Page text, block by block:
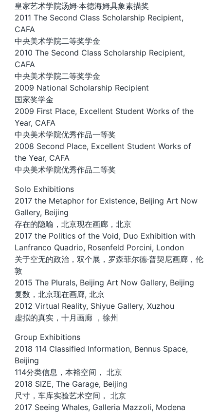
皇家艺术学院汤姆·本德海姆具象素描奖
2011 The Second Class Scholarship Recipient,
CAFA
中央美术学院二等奖学金
2010 The Second Class Scholarship Recipient,
CAFA
中央美术学院二等奖学金
2009 National Scholarship Recipient
国家奖学金
2009 First Place, Excellent Student Works of the
Year, CAFA
中央美术学院优秀作品一等奖
2008 Second Place, Excellent Student Works of
the Year, CAFA
中央美术学院优秀作品二等奖
Solo Exhibitions
2017 the Metaphor for Existence, Beijing Art Now
Gallery, Beijing
存在的隐喻，北京现在画廊，北京
2017 the Politics of the Void, Duo Exhibition with
Lanfranco Quadrio, Rosenfeld Porcini, London
关于空无的政治，双个展，罗森菲尔德·普契尼画廊，伦
敦
2015 The Plurals, Beijing Art Now Gallery, Beijing
复数，北京现在画廊, 北京
2012 Virtual Reality, Shiyue Gallery, Xuzhou
虚拟的真实，十月画廊 ，徐州
Group Exhibitions
2018 114 Classified Information, Bennus Space,
Beijing
114分类信息，本裕空间， 北京
2018 SIZE, The Garage, Beijing
尺寸，车库实验艺术空间， 北京
2017 Seeing Whales, Galleria Mazzoli, Modena